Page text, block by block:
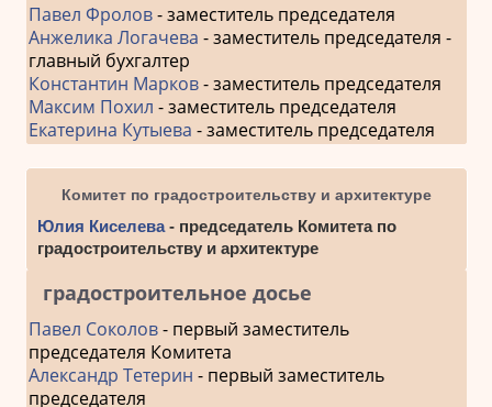
Павел Фролов- заместитель председателя
Анжелика Логачева - заместитель председателя -
главный бухгалтер
Константин Марков- заместитель председателя
Максим Похил - заместитель председателя
Екатерина Кутыева - заместитель председателя
Комитет по градостроительству и архитектуре
Юлия Киселева- председатель Комитета по
градостроительству и архитектуре
градостроительное досье
Павел Соколов- первый заместитель
председателя Комитета
Александр Тетерин - первый заместитель
председателя